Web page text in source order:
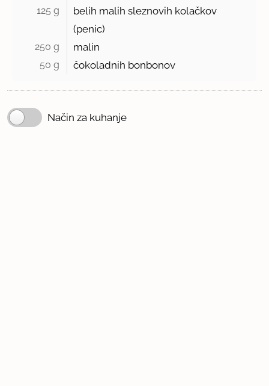
125 g
belih malih sleznovih kolačkov
(penic)
250 g malin
50 g čokoladnih bonbonov
Način za kuhanje